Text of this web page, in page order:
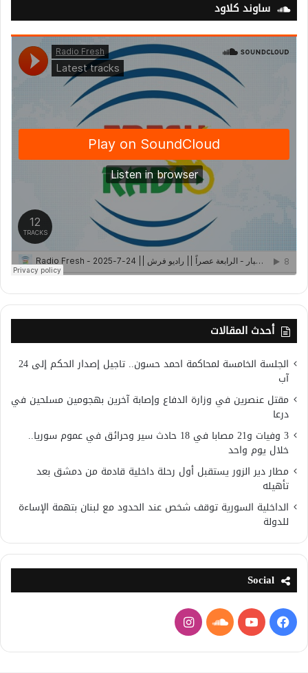
ساوند كلاود
أحدث المقالات
الجلسة الخامسة لمحاكمة احمد حسون.. تاجيل إصدار الحكم إلى 24
آب
مقتل عنصرين في وزارة الدفاع وإصابة آخرين بهجومين مسلحين في
درعا
3 وفيات و21 مصابا في 18 حادث سير وحرائق في عموم سوريا..
خلال يوم واحد
مطار دير الزور يستقبل أول رحلة داخلية قادمة من دمشق بعد
تأهيله
الداخلية السورية توقف شخص عند الحدود مع لبنان بتهمة الإساءة
للدولة
Social
فيسبوكيوتيوبساوند
كلاود
انستقرام